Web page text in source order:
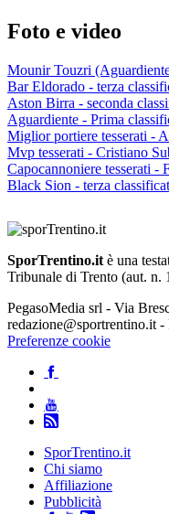
Foto e video
Mounir Touzri
Bar Eldorado - terza
Aston Birra - seconda
Aguardiente - Prima
Miglior portiere tesserati -
Mvp tesserati - Cristiano
Capocannoniere tesserati -
Black Sion - terza
SporTrentino.it è una
Tribunale di Trento (aut. n.
PegasoMedia srl - Via
redazione@sportrentino.it -
Preferenze cookie
SporTrentino.it
Chi siamo
Affiliazione
Pubblicità